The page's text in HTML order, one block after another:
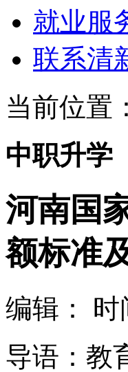
就业服
联系清
当前位置：
中职升学
河南国
额标准
编辑：
时
导语：教